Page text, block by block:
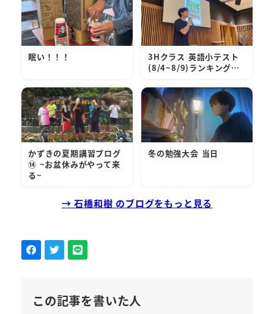
眠い！！！
3Hクラス 英語小テスト
(8/4~8/9)ランキング…
かずきの夏期講習ブログ
⑭ ~お盆休みがやって来
る~
冬の勉強大会 当日
→ 石橋和樹 のブログをもっと見る
この記事を書いた人